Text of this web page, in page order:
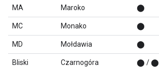
MA Maroko ⬤
MC Monako ⬤
MD Mołdawia ⬤
Bliski
Czarnogóra ⬤ / ⬤